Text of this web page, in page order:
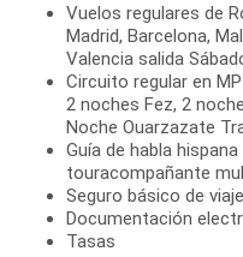
Vuelos regulares de
Madrid, Barcelona,
Valencia salida
Circuito regular en
2 noches Fez, 2
Noche Ouarzazate
Guía de habla
touracompañante
Seguro básico de viaje
Documentación
Tasas